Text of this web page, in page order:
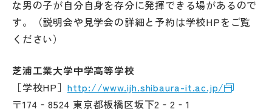
な男の子が自分自身を存分に発揮できる場があるので
す。（説明会や見学会の詳細と予約は学校HPをご覧
ください）
芝浦工業大学中学高等学校
［学校HP］ http://www.ijh.shibaura-it.ac.jp/
〒174‐8524 東京都板橋区坂下2‐2‐1